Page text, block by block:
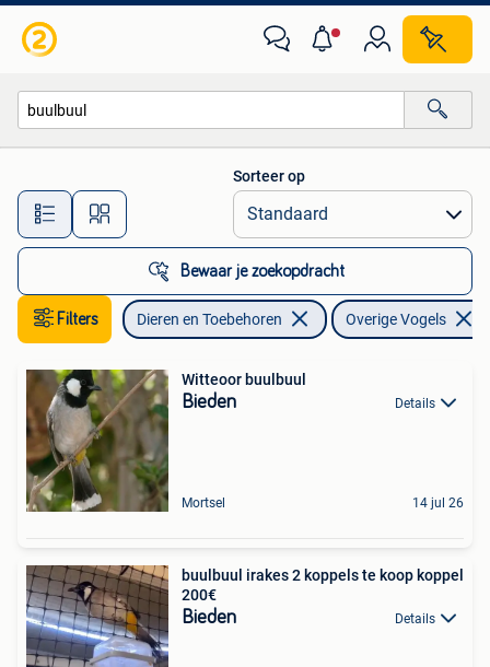
Alle afstanden…
Sorteer op
Bewaar je zoekopdracht
Filters Dieren en Toebehoren Overige Vogels
Witteoor buulbuul
Bieden Details
Mortsel 14 jul 26
buulbuul irakes 2 koppels te koop koppel
200€
Bieden Details